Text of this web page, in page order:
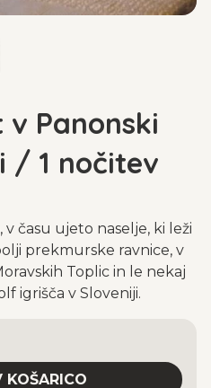
Panonski
/ 1 nočitev
v času ujeto naselje, ki leži
prekmurske ravnice, v
Toplic in le nekaj
igrišča v Sloveniji.